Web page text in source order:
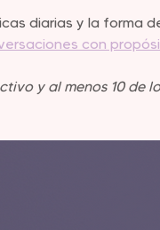
diarias y la forma
con
y al menos 10 de